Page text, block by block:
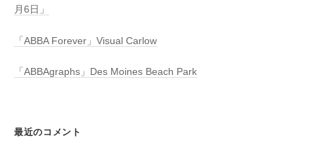
月6日」
「ABBA Forever」Visual Carlow
「ABBAgraphs」Des Moines Beach Park
最近のコメント